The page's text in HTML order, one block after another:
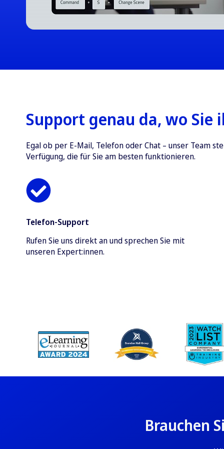
Support genau da, wo Sie
Egal ob per E-Mail, Telefon oder Chat – unser Team
Verfügung, die für Sie am besten funktionieren.
Telefon-Support
Rufen Sie uns direkt an und sprechen Sie mit
unseren Expert:innen.
Brauchen